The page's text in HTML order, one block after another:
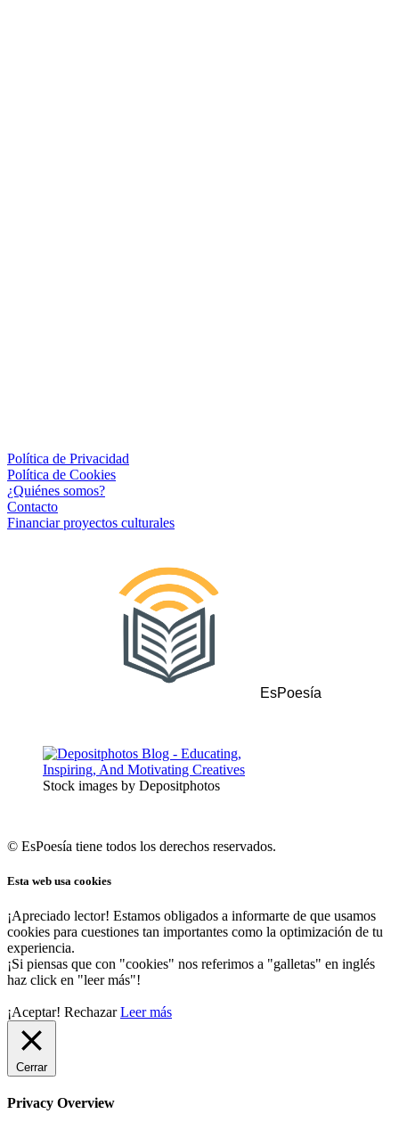
Política de Privacidad
Política de Cookies
¿Quiénes somos?
Contacto
Financiar proyectos culturales
EsPoesía
Stock images by Depositphotos
© EsPoesía tiene todos los derechos reservados.
Esta web usa cookies
¡Apreciado lector! Estamos obligados a informarte de que usamos
cookies para cuestiones tan importantes como la optimización de tu
experiencia.
¡Si piensas que con "cookies" nos referimos a "galletas" en inglés
haz click en "leer más"!
¡Aceptar! Rechazar Leer más
Cerrar
Privacy Overview